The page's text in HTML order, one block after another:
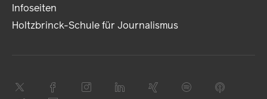
Infoseiten
Holtzbrinck-Schule für Journalismus